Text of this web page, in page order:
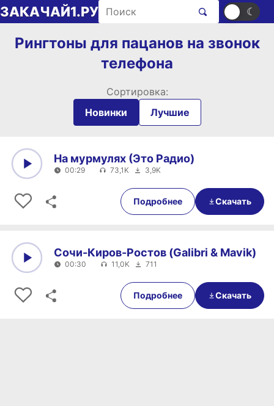
Перейти к содержимому
ЗАКАЧАЙ1.РУ Поиск рингтонов ☀ ☾
Рингтоны для пацанов на звонок
телефона
Сортировка:
Новинки
Лучшие
00:29
На мурмулях (Это Радио)
00:29 73,1K 3,9K
Подробнее Скачать
00:30
Сочи-Киров-Ростов (Galibri & Mavik)
00:30 11,0K 711
Подробнее Скачать